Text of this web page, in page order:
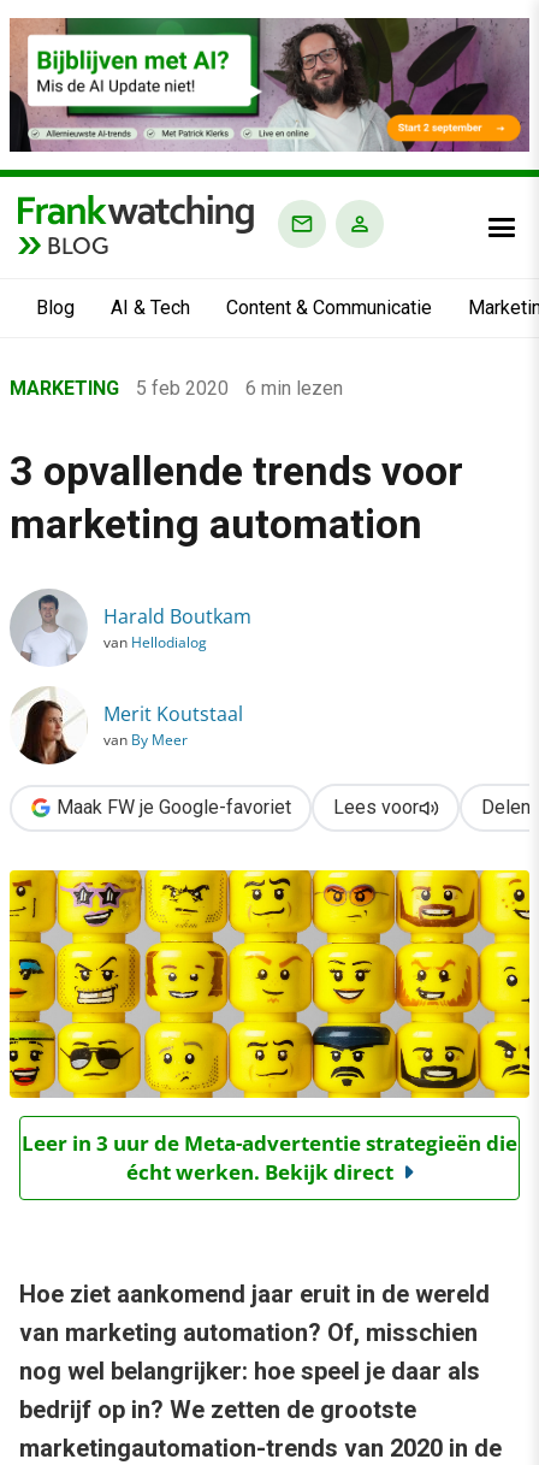
BLOG
Blog AI & Tech Content & Communicatie
›
›
Marketing
3 opvallende trends voor marketing automation
MARKETING 5 feb 2020 6 min lezen
3 opvallende trends voor
marketing automation
Harald Boutkam
van Hellodialog
Merit Koutstaal
van By Meer
Maak FW je Google-favoriet Lees voor Delen
Leer in 3 uur de Meta-advertentie strategieën die
écht werken. Bekijk direct
Hoe ziet aankomend jaar eruit in de wereld
van marketing automation? Of, misschien
nog wel belangrijker: hoe speel je daar als
bedrijf op in? We zetten de grootste
marketingautomation-trends van 2020 in de